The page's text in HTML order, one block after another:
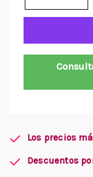
Los precios
Descuentos